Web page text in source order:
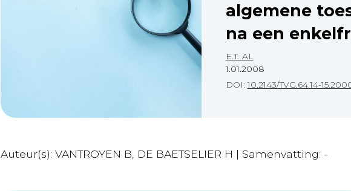
algemene
na een
E.T. AL
1.01.2008
DOI:10.2143/TVG.64.14-
Auteur(s): VANTROYEN B, DE BAETSELIER H | Samenvatting: -